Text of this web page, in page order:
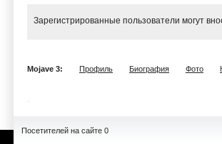
Зарегистрированные пользователи могут
Mojave 3: Профиль Биография Фото
Посетителей на сайте 0